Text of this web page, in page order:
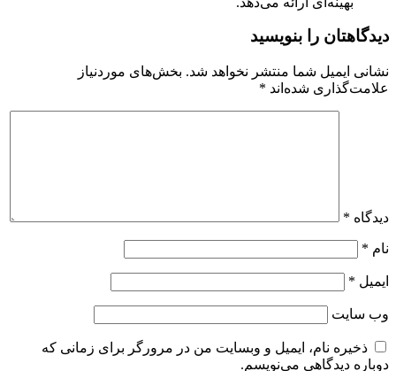
دیدگاهتان را بنویسید
نشانی ایمیل شما منتشر نخواهد شد. بخش‌های موردنیاز
علامت‌گذاری شده‌اند *
دیدگاه *
نام *
ایمیل *
وب‌ سایت
ذخیره نام، ایمیل و وبسایت من در مرورگر برای زمانی که
دوباره دیدگاهی می‌نویسم.